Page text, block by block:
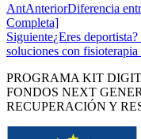
AntAnteriorDiferencia
Completa]
Siguiente¿Eres
soluciones con fisioterapia
PROGRAMA KIT
FONDOS NEXT
RECUPERACIÓN Y